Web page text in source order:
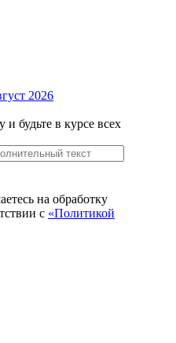
2026
будьте в курсе всех
на обработку
с «Политикой